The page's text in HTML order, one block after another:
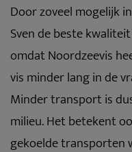
Door zoveel mogelijk
Sven de beste
omdat Noordzeevis
vis minder lang in de
Minder transport is
milieu. Het betekent
gekoelde transporten